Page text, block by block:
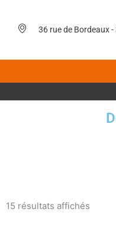
contenu
36 rue de Bordeaux
15 résultats affichés